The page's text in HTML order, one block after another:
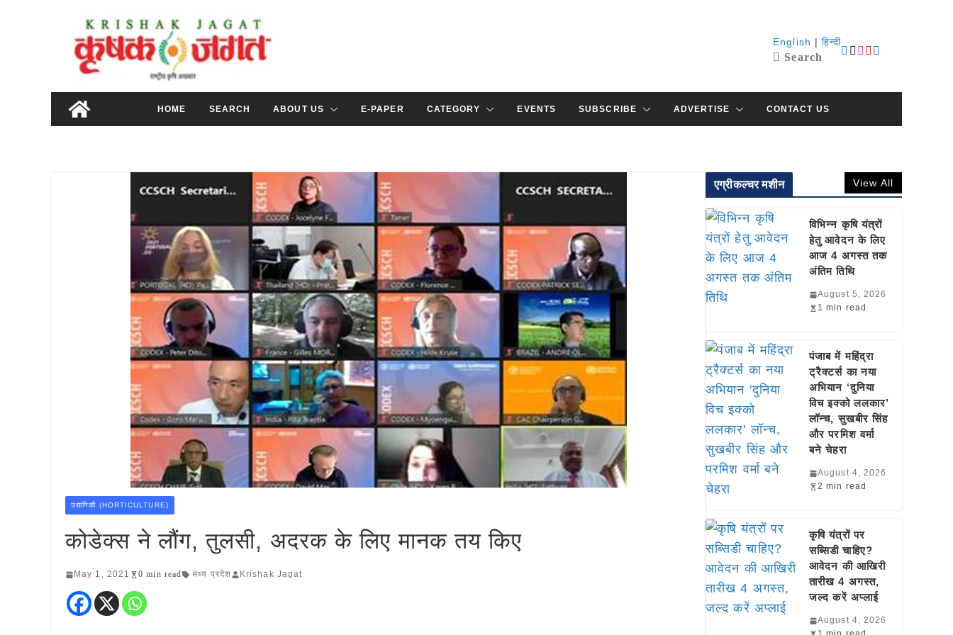
content
English | हिन्दी
Search
HOME SEARCH ABOUT US E-PAPER CATEGORY EVENTS SUBSCRIBE ADVERTISE CONTACT US
उद्यानिकी (HORTICULTURE)
कोडेक्स ने लौंग, तुलसी, अदरक के लिए मानक तय किए
May 1, 2021 0 min read मध्य प्रदेश Krishak Jagat
एग्रीकल्चर मशीन View All
विभिन्न कृषि यंत्रों
हेतु आवेदन के लिए
आज 4 अगस्त तक
अंतिम तिथि
August 5, 2026
1 min read
पंजाब में महिंद्रा
ट्रैक्टर्स का नया
अभियान ‘दुनिया
विच इक्को ललकार’
लॉन्च, सुखबीर सिंह
और परमिश वर्मा
बने चेहरा
August 4, 2026
2 min read
कृषि यंत्रों पर
सब्सिडी चाहिए?
आवेदन की आखिरी
तारीख 4 अगस्त,
जल्द करें अप्लाई
August 4, 2026